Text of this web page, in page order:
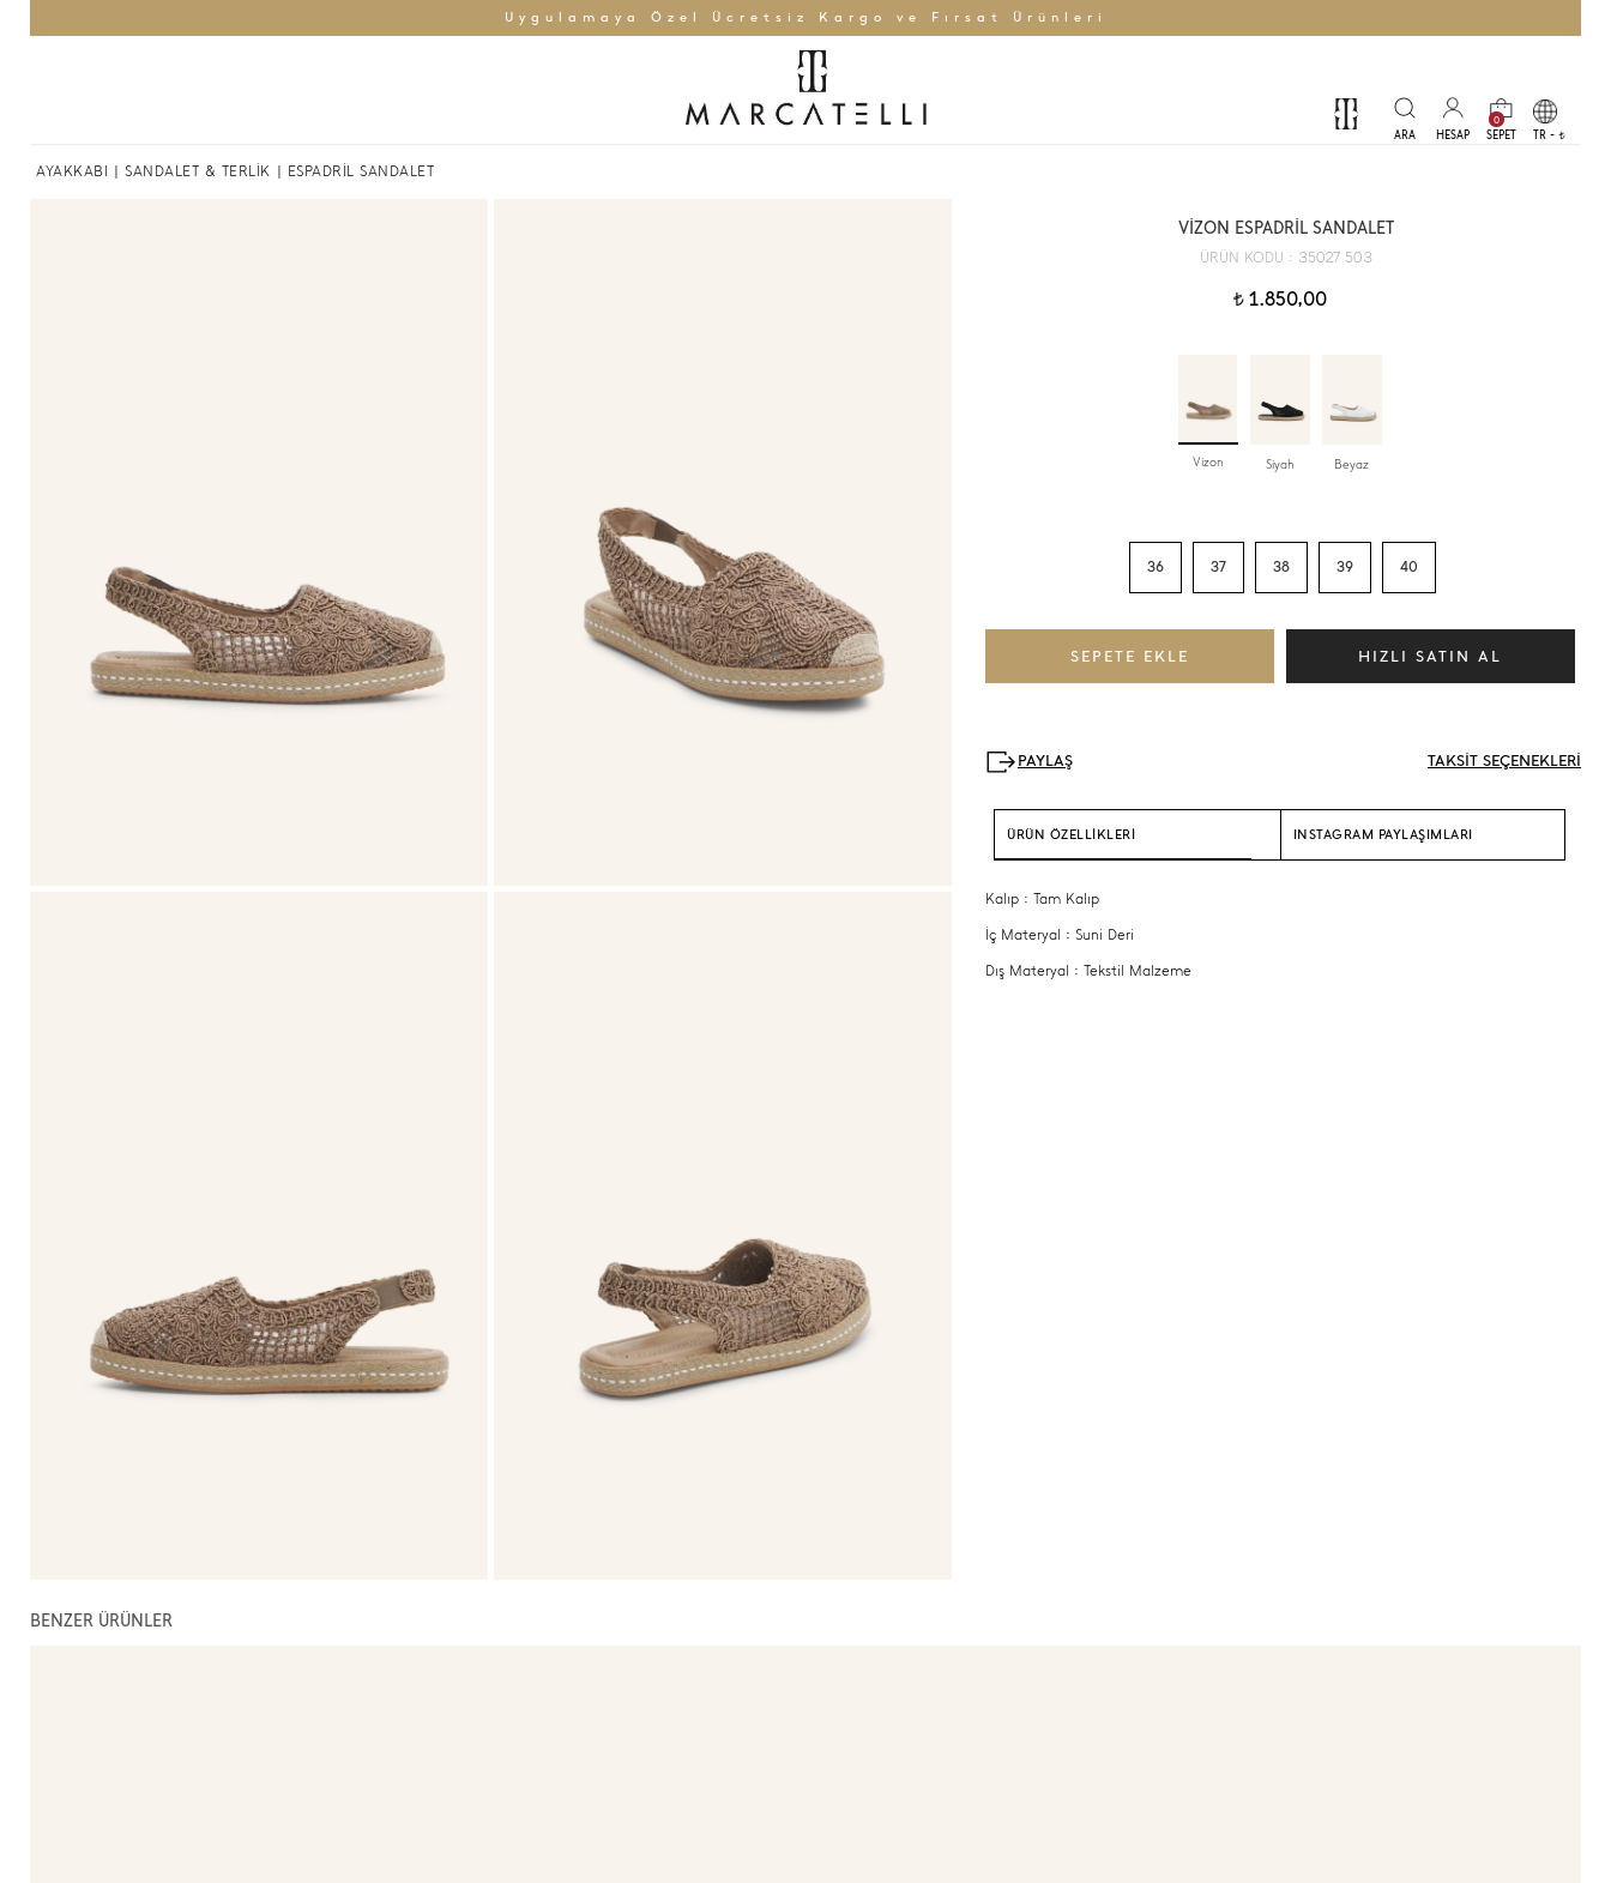
Uygulamaya Özel Ücretsiz Kargo ve Fırsat Ürünleri
0
TR - t
AYAKKABI SANDALET & TERLİK | ESPADRİL SANDALET
VİZON ESPADRİL SANDALET
ÜRÜN KODU : 35027 503
t1.850,00
Vizon Siyah Beyaz
36 37 38 39 40
TAKSİT SEÇENEKLERİ
ÜRÜN ÖZELLİKLERİ INSTAGRAM PAYLAŞIMLARI
Kalıp : Tam Kalıp
İç Materyal : Suni Deri
Dış Materyal : Tekstil Malzeme
BENZER ÜRÜNLER